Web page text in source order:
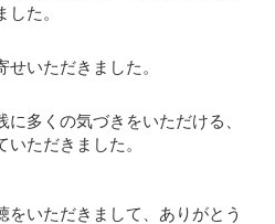
た。
いただきました。
多くの気づきをいただける、
ただきました。
をいただきまして、ありがとう